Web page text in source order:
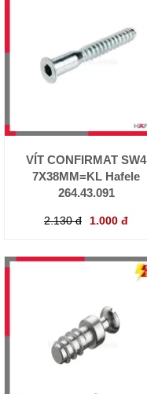
VÍT CONFIRMAT SW4
7X38MM=KL Hafele
264.43.091
2.130 đ 1.000 đ